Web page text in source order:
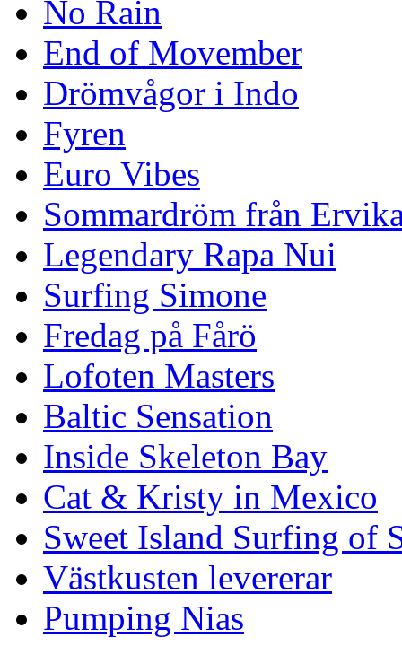
No Rain
End of Movember
Drömvågor i Indo
Fyren
Euro Vibes
Sommardröm från
Legendary Rapa Nui
Surfing Simone
Fredag på Fårö
Lofoten Masters
Baltic Sensation
Inside Skeleton Bay
Cat & Kristy in Mexico
Sweet Island Surfing of
Västkusten levererar
Pumping Nias